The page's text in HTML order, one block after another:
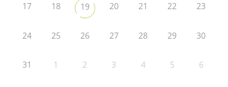
17 18 19 20 21 22 23
24 25 26 27 28 29 30
31 1 2 3 4 5 6